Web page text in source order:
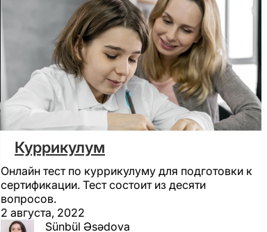
Куррикулум
Онлайн тест по куррикулуму для подготовки к
сертификации. Тест состоит из десяти
вопросов.
2 августа, 2022
Sünbül Əsədova